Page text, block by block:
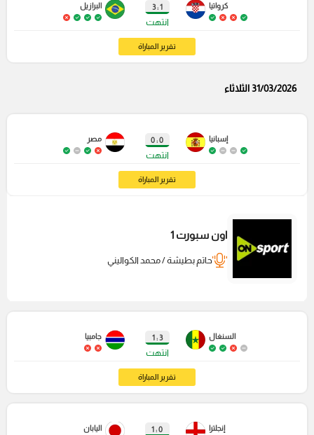
كرواتيا 1 : 3
انتهت
البرازيل
تقرير المباراة
31/03/2026 الثلاثاء
إسبانيا 0 : 0
انتهت
مصر
تقرير المباراة
اون سبورت 1
حاتم بطيشة / محمد الكواليني
السنغال 3 : 1
انتهت
جامبيا
تقرير المباراة
إنجلترا 0 : 1 اليابان